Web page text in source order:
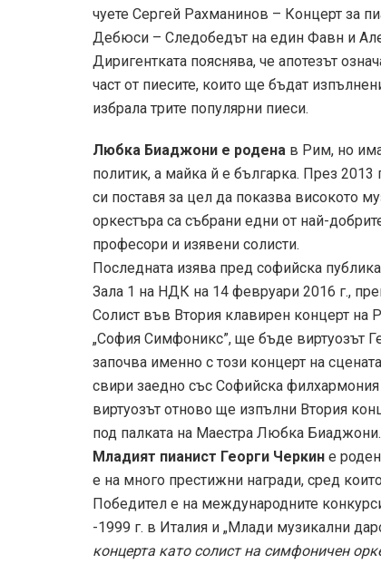
чуете Сергей Рахманинов – Концерт за
Дебюси – Следобедът на един Фавн и
Диригентката пояснява, че апотезът
част от пиесите, които ще бъдат
избрала трите популярни пиеси.
Любка Биаджони е родена в Рим, но
политик, а майка й е българка. През
си поставя за цел да показва високото
оркестъра са събрани едни от най-
професори и изявени солисти.
Последната изява пред софийска
Зала 1 на НДК на 14 февруари 2016 г.,
Солист във Втория клавирен концерт на
„София Симфоникс”, ще бъде виртуозът
започва именно с този концерт на
свири заедно със Софийска
виртуозът отново ще изпълни Втория
под палката на Маестра Любка Биаджони.
Младият пианист Георги Черкин е
е на много престижни награди, сред които
Победител е на международните
-1999 г. в Италия и „Млади музикални
концерта като солист на симфоничен